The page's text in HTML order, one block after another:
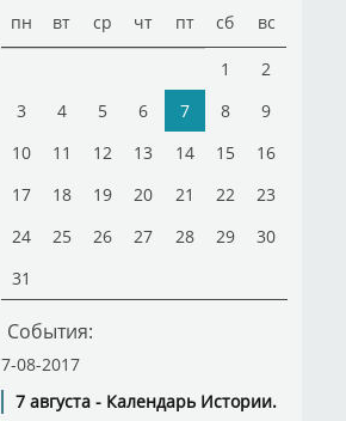
пн вт ср чт пт сб вс
1
2
3
4 5 6 7 8
9
10
11 12 13 14 15
16
17
18 19 20 21 22
23
24
25 26 27 28 29
30
31
События:
7-08-2017
7 августа - Календарь Истории.